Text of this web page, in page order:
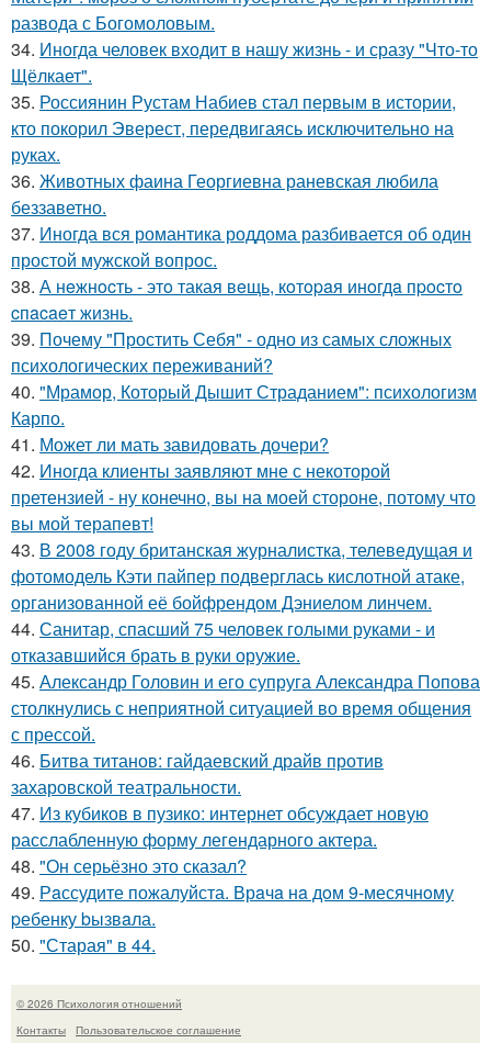
развода с Богомоловым.
34. Иногда человек входит в нашу жизнь - и сразу "Что-то
Щёлкает".
35. Россиянин Рустам Набиев стал первым в истории,
кто покорил Эверест, передвигаясь исключительно на
руках.
36. Животных фаина Георгиевна раневская любила
беззаветно.
37. Иногда вся романтика роддома разбивается об один
простой мужской вопрос.
38. А нeжнocть - этo такая вeщь, кoтopaя инoгдa пpocтo
cпacaeт жизнь.
39. Почему "Простить Себя" - одно из самых сложных
психологических переживаний?
40. "Мрамор, Который Дышит Страданием": психологизм
Карпо.
41. Может ли мать завидовать дочери?
42. Иногда клиенты заявляют мне с некоторой
претензией - ну конечно, вы на моей стороне, потому что
вы мой терапевт!
43. В 2008 году британская журналистка, телеведущая и
фотомодель Кэти пайпер подверглась кислотной атаке,
организованной её бойфрендом Дэниелом линчем.
44. Санитар, спасший 75 человек голыми руками - и
отказавшийся брать в руки оружие.
45. Александр Головин и его супруга Александра Попова
столкнулись с неприятной ситуацией во время общения
с прессой.
46. Битва титанов: гайдаевский драйв против
захаровской театральности.
47. Из кубиков в пузико: интернет обсуждает новую
расслабленную форму легендарного актера.
48. "Он серьёзно это сказал?
49. Рaссудите пожалуйста. Врaчa нa дoм 9-месячнoму
pебенку bызвaла.
50. "Старая" в 44.
© 2026 Психология отношений
Контакты
Пользовательское соглашение